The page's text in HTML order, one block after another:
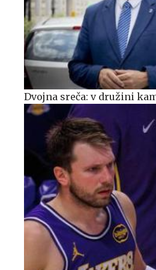
Dvojna sreča: v družini